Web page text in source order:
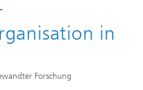
in
Forschung